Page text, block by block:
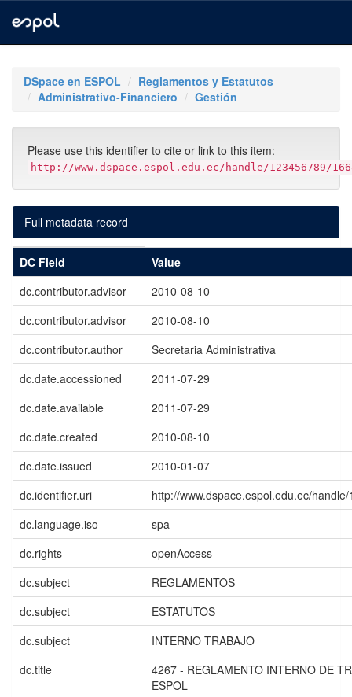
navigationDSpace en ESPOL
Reglamentos y Estatutos
Administrativo-Financiero
Gestión
Please use this identifier to cite or link to this item:
http://www.dspace.espol.edu.ec/handle/123456789/
Full metadata record
DC Field
Value
dc.contributor.advisor
2010-08-10
dc.contributor.advisor
2010-08-10
dc.contributor.author
Secretaria Administrativa
dc.date.accessioned
2011-07-29
dc.date.available
2011-07-29
dc.date.created
2010-08-10
dc.date.issued
2010-01-07
dc.identifier.uri
http://www.dspace.espol.edu.ec/
dc.language.iso
spa
dc.rights
openAccess
dc.subject
REGLAMENTOS
dc.subject
ESTATUTOS
dc.subject
INTERNO TRABAJO
dc.title
4267 - REGLAMENTO INTERNO DE
ESPOL